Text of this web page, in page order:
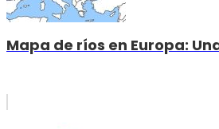
Mapa de ríos en Europa: